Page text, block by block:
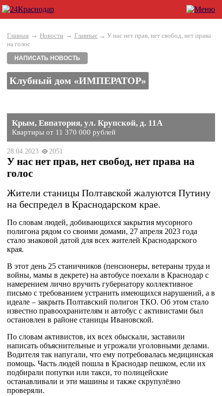
Главная → Новости → Главные → У нас нет прав, нет свобод, нет права
на голос
НАПИСАТЬ НОВОСТЬ
Клубный дом «ИМПЕРАТОР»
Крым, Евпатория, ул. Крупской, д. 11А
Квартиры от 11 370 000 рублей
28.04.2023 2051
У нас нет прав, нет свобод, нет права на
голос
Жители станицы Полтавской жалуются Путину
на беспредел в Краснодарском крае.
По словам людей, добивающихся закрытия мусорного
полигона рядом со своими домами, 27 апреля 2023 года
стало знаковой датой для всех жителей Краснодарского
края.
В этот день 25 станичников (пенсионеры, ветераны труда и
войны, мамы в декрете) на автобусе поехали в Краснодар с
намерением лично вручить губернатору коллективное
письмо с требованием устранить имеющихся нарушений, а в
идеале – закрыть Полтавский полигон ТКО. Об этом стало
известно правоохранителям и автобус с активистами был
остановлен в районе станицы Ивановской.
По словам активистов, их всех обыскали, заставили
написать объяснительные и угрожали уголовными делами.
Водителя так напугали, что ему потребовалась медицинская
помощь. Часть людей пошла в Краснодар пешком, если их
подбирали попутки или такси, то полицейские
останавливали и эти машины и также скрупулёзно
проверяли.